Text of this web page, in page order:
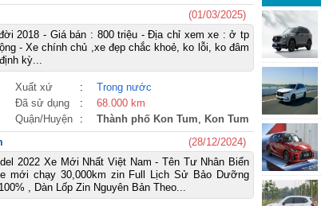
(01/03/2025)
2018 - Giá bán : 800 triệu - Địa chỉ xem xe : ở tp
- Xe chính chủ ,xe đẹp chắc khoẻ, ko lỗi, ko đâm
kỳ...
Xuất xứ :
Trong nước
Đã sử dụng :
68.000 km
Quận/Huyện : Thành phố Kon Tum, Kon Tum
(28/12/2024)
2022 Xe Mới Nhất Việt Nam - Tên Tư Nhân Biển
mới chạy 30,000km zin Full Lịch Sử Bảo Dưỡng
, Dàn Lốp Zin Nguyên Bản Theo...